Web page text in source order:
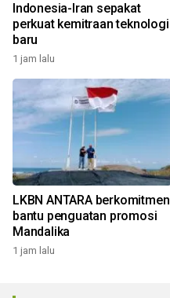
Indonesia-Iran sepakat
perkuat kemitraan teknologi
baru
1 jam lalu
LKBN ANTARA berkomitmen
bantu penguatan promosi
Mandalika
1 jam lalu